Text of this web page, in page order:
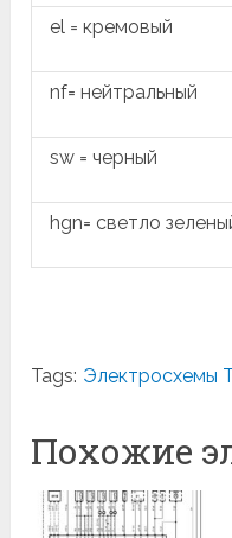
el = кремовый
nf= нейтральный
sw = черный
hgn= светло
Tags: Электросхемы
Похожие